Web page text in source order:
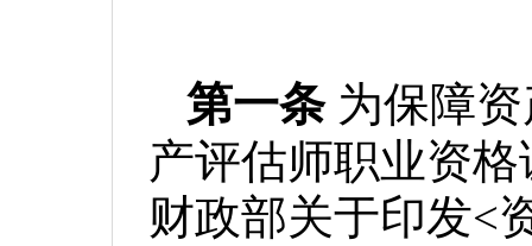
第一条 为保障
产评估师职业资
财政部关于印发<